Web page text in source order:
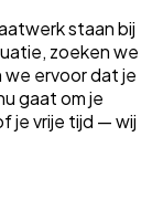
staan bij
zoeken we
ervoor dat je
gaat om je
je vrije tijd — wij